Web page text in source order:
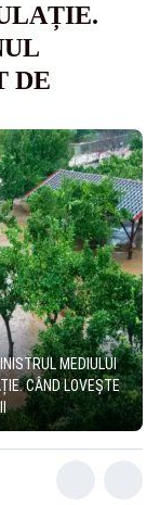
DE
MEDIULUI
CÂND LOVEȘTE